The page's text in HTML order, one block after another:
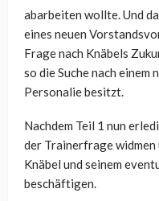
abarbeiten wollte. Und
eines neuen
Frage nach Knäbels
so die Suche nach
Personalie besitzt.
Nachdem Teil 1 nun
der Trainerfrage
Knäbel und seinem
beschäftigen.